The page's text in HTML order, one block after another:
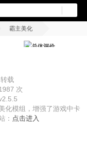
霸主美化
总体评价
载
次
化模组，增强了游戏中卡
界人民的文化多样性。从
： 点击进入